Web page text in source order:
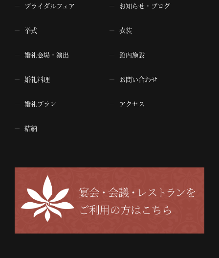
ブライダルフェア
挙式
婚礼会場・演出
婚礼料理
婚礼プラン
結納
お知らせ・ブログ
衣装
館内施設
お問い合わせ
アクセス